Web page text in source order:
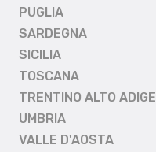
PUGLIA
SARDEGNA
SICILIA
TOSCANA
TRENTINO ALTO ADIGE
UMBRIA
VALLE D'AOSTA